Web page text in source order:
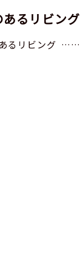
るリビング
るリビング ……